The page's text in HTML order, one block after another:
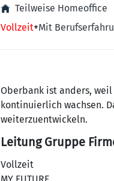
Teilweise Homeoffice
Vollzeit+Mit
Oberbank ist anders,
kontinuierlich wachsen.
weiterzuentwickeln.
Leitung Gruppe
Vollzeit